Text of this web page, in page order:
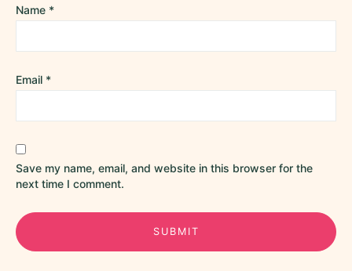
Name *
Email *
Save my name, email, and website in this browser for the
next time I comment.